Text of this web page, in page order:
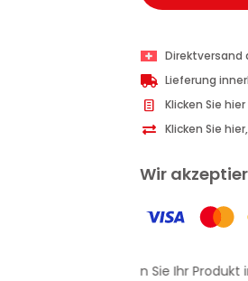
Direktversand
Lieferung
Klicken Sie
Klicken Sie
Wir
Erhalten Sie Ihr Produkt